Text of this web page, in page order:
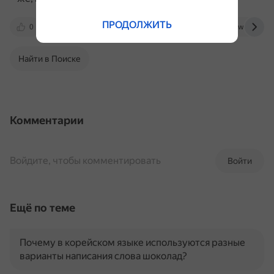
0 vk.com ru.wikipedia.org
Найти в Поиске
Комментарии
Войти
Войдите, чтобы комментировать
Ещё по теме
Почему в корейском языке используются разные
варианты написания слова шоколад?
ПРОДОЛЖИТЬ